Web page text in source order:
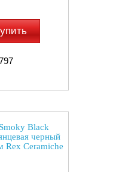
Black
черный
Rex Ceramiche